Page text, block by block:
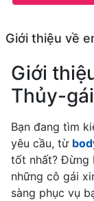
Giới thiệu về
Giới
Thủy-
Bạn đang tìm
yêu cầu, từ
tốt nhất? Đừng
những cô gái
sàng phục vụ